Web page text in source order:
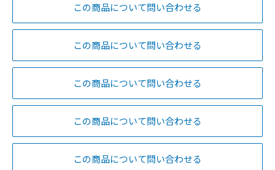
この商品について問い合わせる
この商品について問い合わせる
この商品について問い合わせる
この商品について問い合わせる
この商品について問い合わせる